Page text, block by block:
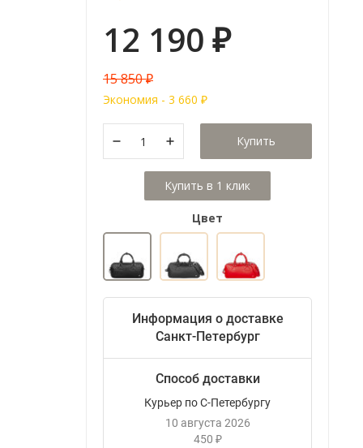
12 190 ₽
15 850₽
Экономия - 3 660 ₽
Купить
Цвет
Информация о доставке
Санкт-Петербург
Способ доставки
Курьер по С-Петербургу
10 августа 2026
450 ₽